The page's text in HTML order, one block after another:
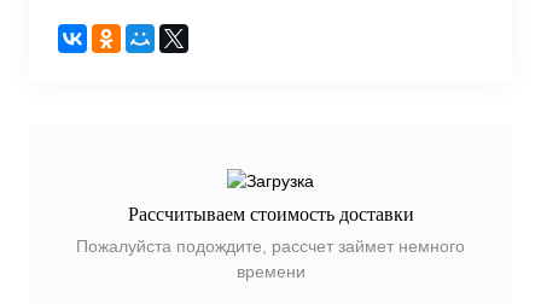
Рассчитываем стоимость доставки
Пожалуйста подождите, рассчет займет немного
времени